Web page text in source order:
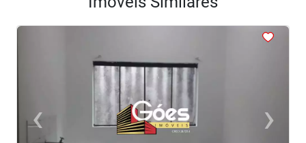
‹Previous ›Next